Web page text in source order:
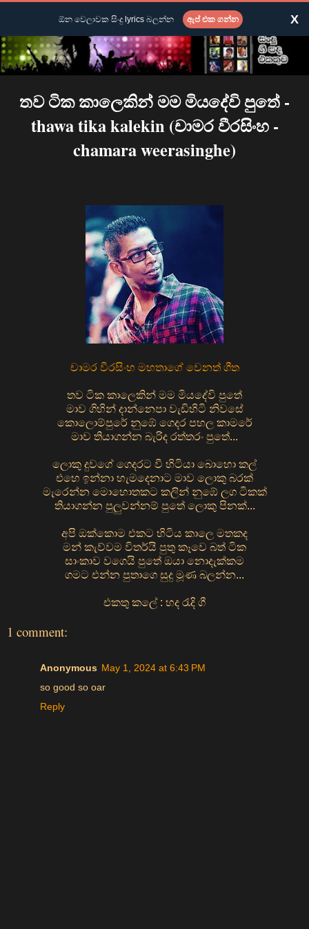
තව ටික කාලෙකින් මම මියදේවි පුතේ -
thawa tika kalekin (චාමර වීරසිංහ -
chamara weerasinghe)
චාමර වීරසිංහ මහතාගේ වෙනත් ගීත
තව ටික කාලෙකින් මම මියදේවි පුතේ
මාව ගිහින් දාන්නෙපා වැඩිහිටි නිවසේ
කොලොම්පුරේ නුඹේ ගෙදර පහල කාමරේ
මාව තියාගන්න බැරිද රත්තරං පුතේ...
ලොකු දුවගේ ගෙදරට වී හිටියා බොහො කල්
එහෙ ඉන්නා හැමදෙනාට මාව ලොකු බරක්
මැරෙන්න මොහොතකට කලින් නුඹේ ලග ටිකක්
තියාගන්න පුලුවන්නම් පුතේ ලොකු පිනක්...
අපි ඔක්කොම එකට හිටිය කාලෙ මතකද
මන් කැව්වම විතර්යි පුතු කෑවෙ බත් ටික
සාංකාව වගෙයි පුතේ ඔයා නොදැක්කම
ගමට එන්න පුතාගෙ සුදු මූණ බලන්න...
එකතු කලේ : හද රැදි ගී
1 comment:
Anonymous May 1, 2024 at 6:43 PM
so good so oar
Reply
ඕන වෙලාවක සිංදු lyrics බලන්න ඇප් එක ගන්න X